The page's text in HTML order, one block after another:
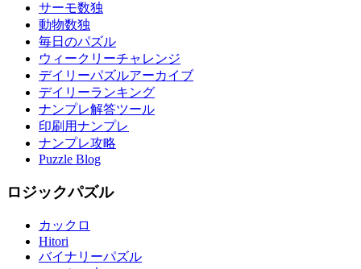
サーモ数独
動物数独
毎日のパズル
ウィークリーチャレンジ
デイリーパズルアーカイブ
デイリーランキング
ナンプレ解答ツール
印刷用ナンプレ
ナンプレ攻略
Puzzle Blog
ロジックパズル
カックロ
Hitori
バイナリーパズル